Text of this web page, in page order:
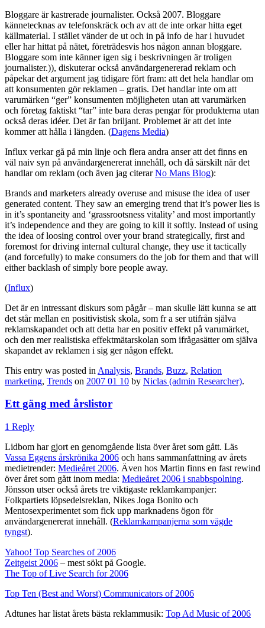
Bloggare är kastrerade journalister. Också 2007. Bloggare
kännetecknas av telefonskräck och av att de inte orkar hitta eget
källmaterial. I stället vänder de ut och in på info de har i huvudet
eller har hittat på nätet, företrädesvis hos någon annan bloggare.
Bloggare som inte känner igen sig i beskrivningen är troligen
journalister.)), diskuterar också användargenererad reklam och
påpekar det argument jag tidigare fört fram: att det hela handlar om
att konsumenten gör reklamen – gratis. Det handlar inte om att
varumärken “ger” konsumenten möjligheten utan att varumärken
och företag faktiskt “tar” inte bara deras pengar för produkterna utan
också deras idéer. Det är fan briljant. Problemet är att det inte
kommer att hålla i längden. (Dagens Media)
Influx verkar gå på min linje och flera andra anser att det finns en
väl naiv syn på användargenererat innehåll, och då särskilt när det
handlar om reklam (och även jag citerarNo Mans Blog):
Brands and marketers already overuse and misuse the idea of user
generated content. They saw an emerging trend that it’s power lies is
in it’s spontaneity and ‘grassrootsness vitality’ and most importantly
it’s independence and they are going to kill it softly. Instead of using
the idea of loosing control over your brand strategically, first and
foremost for driving internal cultural change, they use it tactically
(and forcefully) to make consumers do the job for them and that will
either backlash of simply bore people away.
(Influx)
Det är en intressant diskurs som pågår – man skulle lätt kunna se att
det står mellan en positivistisk skola, som fr a ser utifrån själva
reklamskapandet och att detta har en positiv effekt på varumärket,
och den mer realistiska effektmätarskolan som ifrågasätter om själva
skapandet av reklamen i sig ger någon effekt.
This entry was posted in Analysis, Brands, Buzz, Relation
marketing, Trends on 2007 01 10 by Niclas (admin Researcher).
Ett gäng med årslistor
1 Reply
Lidbom har gjort en genomgående lista över året som gått. Läs
Vassa Eggens årskrönika 2006 och hans sammanfattning av årets
medietrender: Medieåret 2006. Även hos Martin finns en fast rewind
över året som gått inom media: Medieåret 2006 i snabbspolning.
Jönsson utser också årets tre viktigaste reklamkampanjer:
Folkpartiets löpsedelsreklan, Nikes Joga Bonito och
Mentosexperimentet som fick upp marknadens ögon för
användargenererat innehåll. (Reklamkampanjerna som vägde
tyngst).
Yahoo! Top Searches of 2006
Zeitgeist 2006 – mest sökt på Google.
The Top of Live Search for 2006
Top Ten (Best and Worst) Communicators of 2006
Adtunes har listat årets bästa reklammusik: Top Ad Music of 2006